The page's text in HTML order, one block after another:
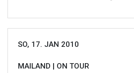
SO, 17. JAN 2010
MAILAND | ON TOUR